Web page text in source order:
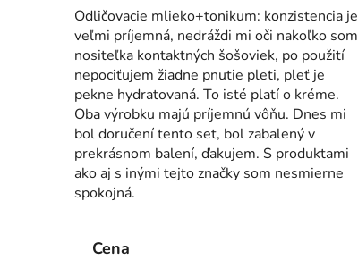
Odličovacie mlieko+tonikum: konzistencia je
veľmi príjemná, nedráždi mi oči nakoľko som
nositeľka kontaktných šošoviek, po použití
nepociťujem žiadne pnutie pleti, pleť je
pekne hydratovaná. To isté platí o kréme.
Oba výrobku majú príjemnú vôňu. Dnes mi
bol doručení tento set, bol zabalený v
prekrásnom balení, ďakujem. S produktami
ako aj s inými tejto značky som nesmierne
spokojná.
Cena